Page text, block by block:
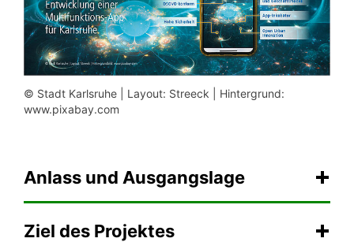
© Stadt Karlsruhe | Layout: Streeck | Hintergrund:
www.pixabay.com
Anlass und Ausgangslage
Ziel des Projektes